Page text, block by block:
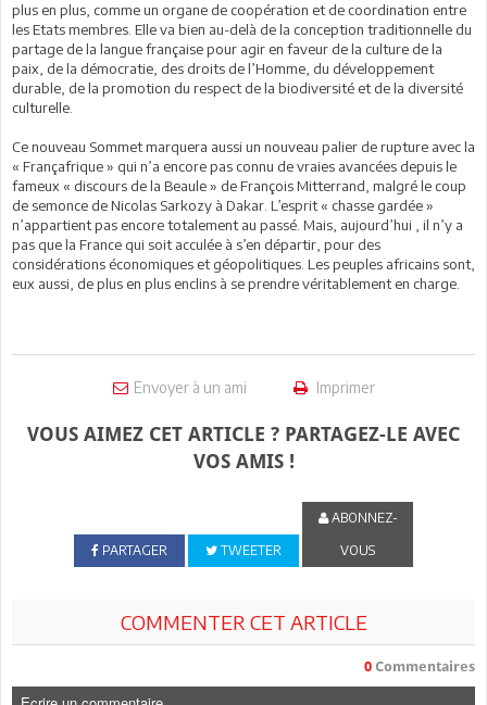
plus en plus, comme un organe de coopération et de coordination entre
les Etats membres. Elle va bien au-delà de la conception traditionnelle du
partage de la langue française pour agir en faveur de la culture de la
paix, de la démocratie, des droits de l’Homme, du développement
durable, de la promotion du respect de la biodiversité et de la diversité
culturelle.
Ce nouveau Sommet marquera aussi un nouveau palier de rupture avec la
« Françafrique » qui n’a encore pas connu de vraies avancées depuis le
fameux « discours de la Beaule » de François Mitterrand, malgré le coup
de semonce de Nicolas Sarkozy à Dakar. L’esprit « chasse gardée »
n’appartient pas encore totalement au passé. Mais, aujourd’hui , il n’y a
pas que la France qui soit acculée à s’en départir, pour des
considérations économiques et géopolitiques. Les peuples africains sont,
eux aussi, de plus en plus enclins à se prendre véritablement en charge.
Envoyer à un ami Imprimer
VOUS AIMEZ CET ARTICLE ? PARTAGEZ-LE AVEC
VOS AMIS !
PARTAGER TWEETER
ABONNEZ-
VOUS
COMMENTER CET ARTICLE
0 Commentaires